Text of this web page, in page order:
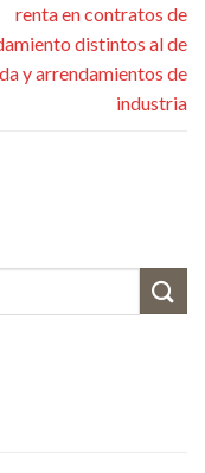
renta en contratos de
distintos al de
y arrendamientos de
industria